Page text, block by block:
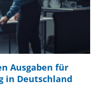
Ausgaben für
in Deutschland